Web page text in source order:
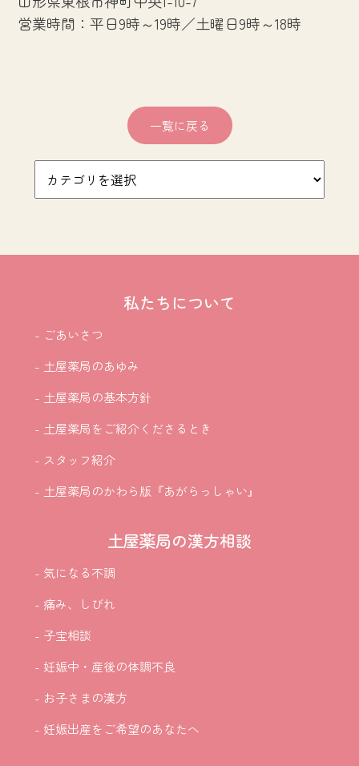
営業時間：平日9時～19時／土曜日9時～18時
一覧に戻る
私たちについて
- ごあいさつ
- 土屋薬局のあゆみ
- 土屋薬局の基本方針
- 土屋薬局をご紹介くださるとき
- スタッフ紹介
- 土屋薬局のかわら版『あがらっしゃい』
土屋薬局の漢方相談
- 気になる不調
- 痛み、しびれ
- 子宝相談
- 妊娠中・産後の体調不良
- お子さまの漢方
- 妊娠出産をご希望のあなたへ